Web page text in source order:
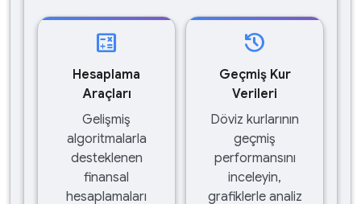
calculate
Hesaplama
Araçları
Gelişmiş
algoritmalarla
desteklenen
finansal
hesaplamaları
history
Geçmiş Kur
Verileri
Döviz kurlarının
geçmiş
performansını
inceleyin,
grafiklerle analiz